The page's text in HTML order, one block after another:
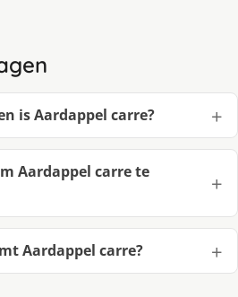
is Aardappel carre?
Aardappel carre te
Aardappel carre?